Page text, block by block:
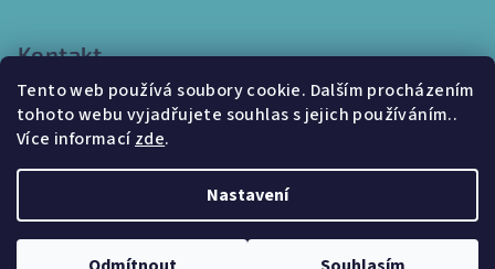
Tento web používá soubory cookie. Dalším procházením
tohoto webu vyjadřujete souhlas s jejich používáním..
Více informacízde.
Nastavení
Kontakt
info @internetparfem.cz
603 100 829
Internetparfem.cz